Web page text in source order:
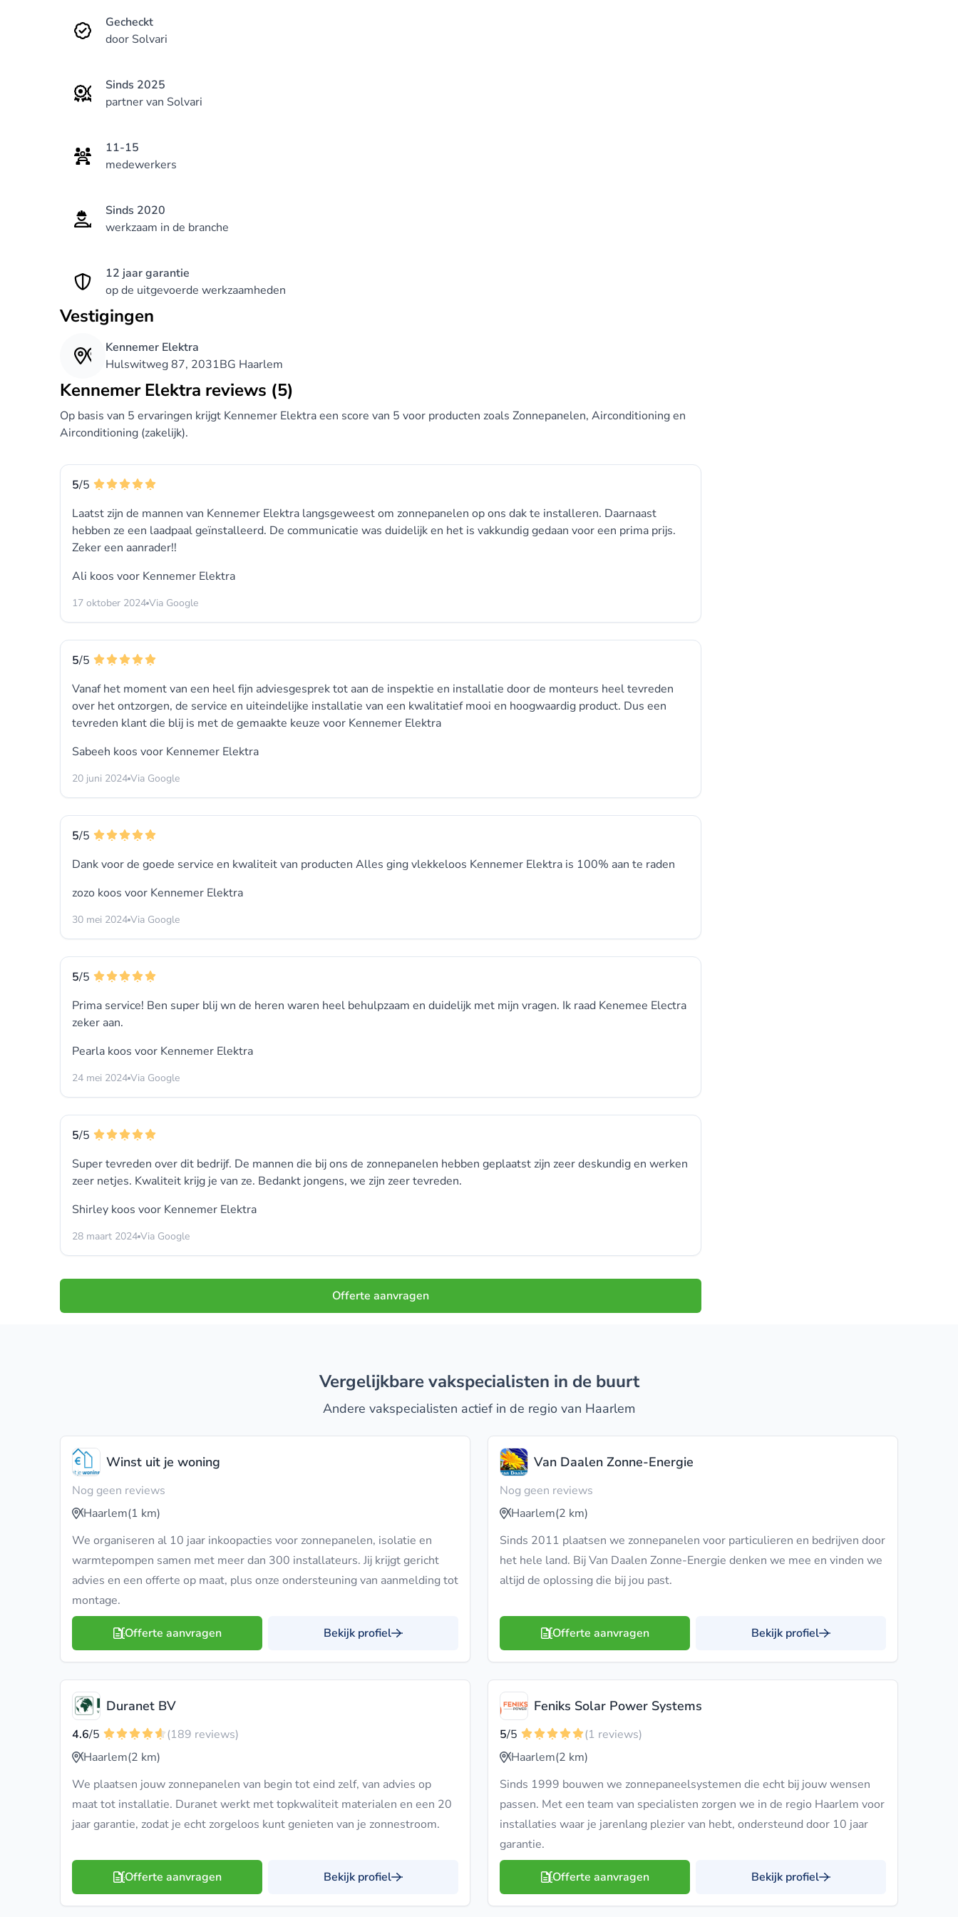
Gecheckt
door Solvari
Sinds 2025
partner van Solvari
11-15
medewerkers
Sinds 2020
werkzaam in de branche
12 jaar garantie
op de uitgevoerde werkzaamheden
Vestigingen
Kennemer Elektra
Hulswitweg 87, 2031BG Haarlem
Kennemer Elektra reviews (5)
Op basis van 5 ervaringen krijgt Kennemer Elektra een score van 5 voor producten zoals Zonnepanelen, Airconditioning en
Airconditioning (zakelijk).
5/5
Laatst zijn de mannen van Kennemer Elektra langsgeweest om zonnepanelen op ons dak te installeren. Daarnaast
hebben ze een laadpaal geïnstalleerd. De communicatie was duidelijk en het is vakkundig gedaan voor een prima prijs.
Zeker een aanrader!!
Ali koos voor Kennemer Elektra
17 oktober 2024 Via Google
5/5
Vanaf het moment van een heel fijn adviesgesprek tot aan de inspektie en installatie door de monteurs heel tevreden
over het ontzorgen, de service en uiteindelijke installatie van een kwalitatief mooi en hoogwaardig product. Dus een
tevreden klant die blij is met de gemaakte keuze voor Kennemer Elektra
Sabeeh koos voor Kennemer Elektra
20 juni 2024 Via Google
5/5
Dank voor de goede service en kwaliteit van producten Alles ging vlekkeloos Kennemer Elektra is 100% aan te raden
zozo koos voor Kennemer Elektra
30 mei 2024 Via Google
5/5
Prima service! Ben super blij wn de heren waren heel behulpzaam en duidelijk met mijn vragen. Ik raad Kenemee Electra
zeker aan.
Pearla koos voor Kennemer Elektra
24 mei 2024 Via Google
5/5
Super tevreden over dit bedrijf. De mannen die bij ons de zonnepanelen hebben geplaatst zijn zeer deskundig en werken
zeer netjes. Kwaliteit krijg je van ze. Bedankt jongens, we zijn zeer tevreden.
Shirley koos voor Kennemer Elektra
28 maart 2024 Via Google
Offerte aanvragen
Vergelijkbare vakspecialisten in de buurt
Andere vakspecialisten actief in de regio van Haarlem
Winst uit je woning
Nog geen reviews
Haarlem(1 km)
We organiseren al 10 jaar inkoopacties voor zonnepanelen, isolatie en
warmtepompen samen met meer dan 300 installateurs. Jij krijgt gericht
advies en een offerte op maat, plus onze ondersteuning van aanmelding tot
montage.
Offerte aanvragen Bekijk profiel
Van Daalen Zonne-Energie
Nog geen reviews
Haarlem(2 km)
Sinds 2011 plaatsen we zonnepanelen voor particulieren en bedrijven door
het hele land. Bij Van Daalen Zonne-Energie denken we mee en vinden we
altijd de oplossing die bij jou past.
Offerte aanvragen Bekijk profiel
Duranet BV
4.6/5
(189 reviews)
Haarlem(2 km)
We plaatsen jouw zonnepanelen van begin tot eind zelf, van advies op
maat tot installatie. Duranet werkt met topkwaliteit materialen en een 20
jaar garantie, zodat je echt zorgeloos kunt genieten van je zonnestroom.
Offerte aanvragen Bekijk profiel
Feniks Solar Power Systems
5/5
(1 reviews)
Haarlem(2 km)
Sinds 1999 bouwen we zonnepaneelsystemen die echt bij jouw wensen
passen. Met een team van specialisten zorgen we in de regio Haarlem voor
installaties waar je jarenlang plezier van hebt, ondersteund door 10 jaar
garantie.
Offerte aanvragen Bekijk profiel